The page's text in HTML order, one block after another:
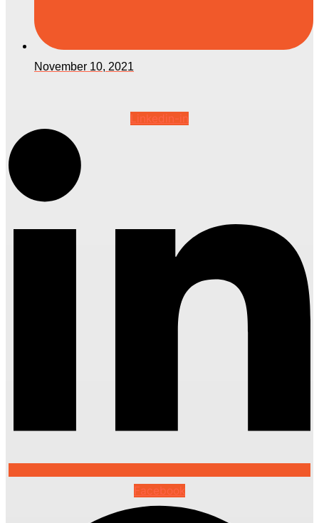
November 10, 2021
Linkedin-in
Facebook